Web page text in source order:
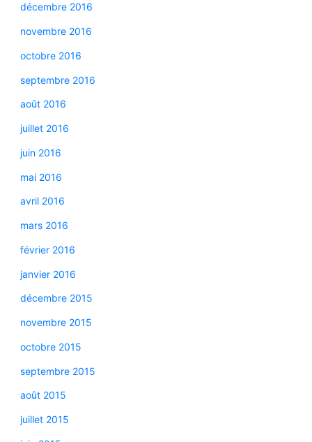
décembre 2016
novembre 2016
octobre 2016
septembre 2016
août 2016
juillet 2016
juin 2016
mai 2016
avril 2016
mars 2016
février 2016
janvier 2016
décembre 2015
novembre 2015
octobre 2015
septembre 2015
août 2015
juillet 2015